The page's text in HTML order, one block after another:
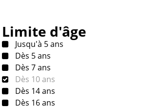
Limite d'âge
Jusqu'à 5 ans
Dès 5 ans
Dès 7 ans
Dès 10 ans
Dès 14 ans
Dès 16 ans